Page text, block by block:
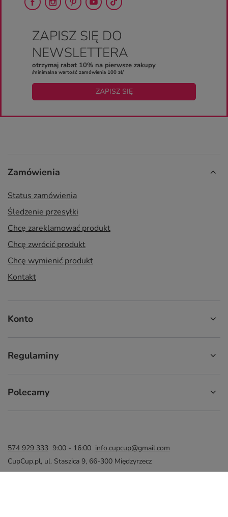
ZAPISZ SIĘ DO
NEWSLETTERA
otrzymaj rabat 10% na pierwsze zakupy
/minimalna wartość zamówienia 100 zł/
ZAPISZ SIĘ
Zamówienia
Status zamówienia
Śledzenie przesyłki
Chcę zareklamować produkt
Chcę zwrócić produkt
Chcę wymienić produkt
Kontakt
Konto
Regulaminy
Polecamy
574 929 333 9:00 - 16:00 info.cupcup@gmail.com
CupCup.pl, ul. Staszica 9, 66-300 Międzyrzecz